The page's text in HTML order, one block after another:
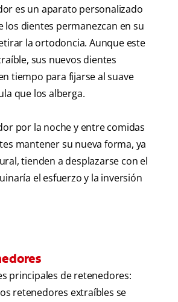
es un aparato personalizado
los dientes permanezcan en su
la ortodoncia. Aunque este
sus nuevos dientes
tiempo para fijarse al suave
que los alberga.
por la noche y entre comidas
mantener su nueva forma, ya
tienden a desplazarse con el
el esfuerzo y la inversión
principales de retenedores:
retenedores extraíbles se